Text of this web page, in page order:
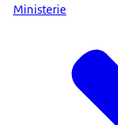
Ministerie